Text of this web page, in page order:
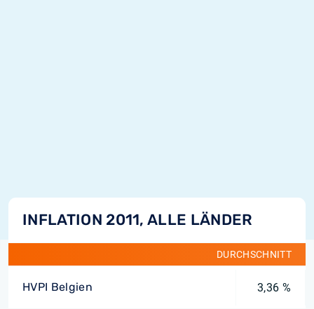
INFLATION 2011, ALLE LÄNDER
DURCHSCHNITT
HVPI Belgien 3,36 %